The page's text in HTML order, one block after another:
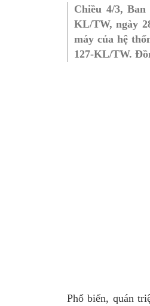
Chiều 4/3,
KL/TW, ngày
máy của hệ
127-KL/TW.
Phổ biến, quán